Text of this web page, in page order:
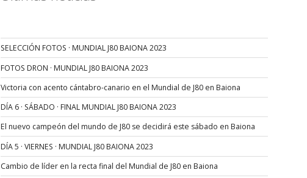
SELECCIÓN FOTOS · MUNDIAL J80 BAIONA 2023
FOTOS DRON · MUNDIAL J80 BAIONA 2023
Victoria con acento cántabro-canario en el Mundial de J80 en Baiona
DÍA 6 · SÁBADO · FINAL MUNDIAL J80 BAIONA 2023
El nuevo campeón del mundo de J80 se decidirá este sábado en Baiona
DÍA 5 · VIERNES · MUNDIAL J80 BAIONA 2023
Cambio de líder en la recta final del Mundial de J80 en Baiona